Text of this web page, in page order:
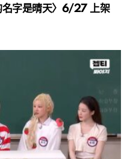
名字是晴天〉6/27 上架